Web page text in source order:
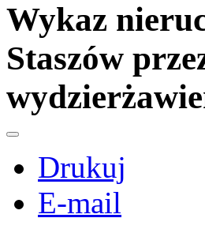
Wykaz
Staszów
Drukuj
E-mail